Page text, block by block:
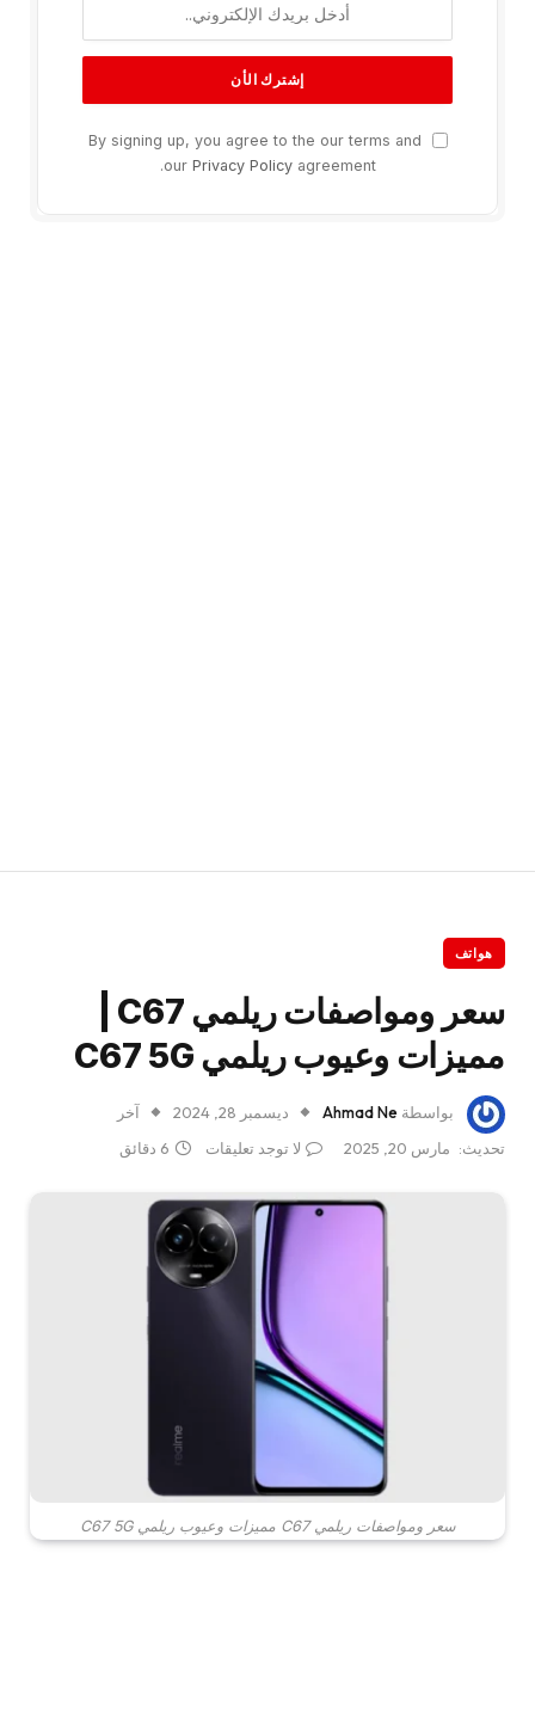
By signing up, you agree to the our terms and
our Privacy Policyagreement.
هواتف
مميزات وعيوب ريلمي C67 5G
بواسطة Ahmad Ne ديسمبر 28, 2024
آخر
تحديث: مارس 20, 2025 لا توجد تعليقات 6 دقائق
سعر ومواصفات ريلمي C67 مميزات وعيوب ريلمي C67 5G